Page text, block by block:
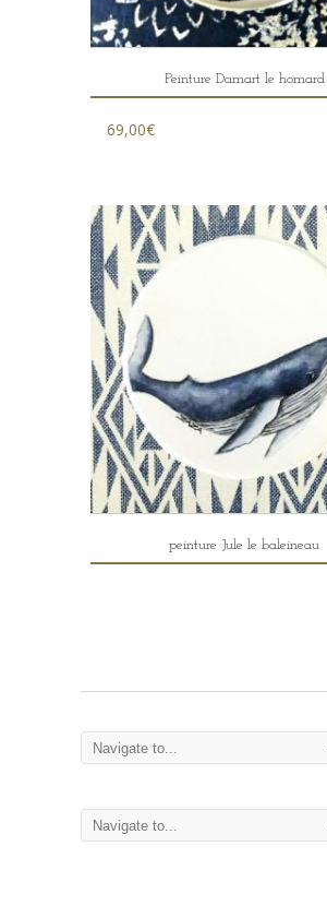
Peinture Damart le homard
69,00€
peinture Jule le baleineau